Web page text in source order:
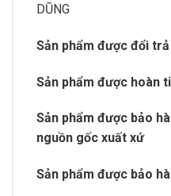
DŨNG
Sản phẩm được đổi
Sản phẩm được hoàn
Sản phẩm được bảo
nguồn gốc xuất xứ
Sản phẩm được bảo